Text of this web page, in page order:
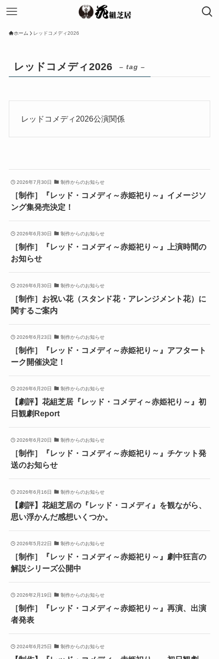
ホーム レッドコメディ2026
レッドコメディ2026 – tag –
レッドコメディ2026公演関係
2026年7月30日 制作からのお知らせ
［制作］『レッド・コメディ～赤姫祀り～』イメージソ
ング集発売決定！
2026年6月30日 制作からのお知らせ
［制作］『レッド・コメディ～赤姫祀り～』上演時間の
お知らせ
2026年6月30日 制作からのお知らせ
［制作］お祝い花（スタンド花・アレンジメント花）に
関するご案内
2026年6月23日 制作からのお知らせ
［制作］『レッド・コメディ～赤姫祀り～』アフタート
ーク開催決定！
2026年6月20日 制作からのお知らせ
【劇評】花組芝居『レッド・コメディ～赤姫祀り～』初
日観劇Report
2026年6月20日 制作からのお知らせ
［制作］『レッド・コメディ～赤姫祀り～』チケット発
送のお知らせ
2026年6月16日 制作からのお知らせ
【劇評】花組芝居の『レッド・コメディ』を観ながら、
思い浮かんだ感想いくつか。
2026年5月22日 制作からのお知らせ
［制作］『レッド・コメディ～赤姫祀り～』劇中狂言の
解説シリーズ公開中
2026年2月19日 制作からのお知らせ
［制作］『レッド・コメディ～赤姫祀り～』再演、出演
者発表
2024年6月25日 制作からのお知らせ